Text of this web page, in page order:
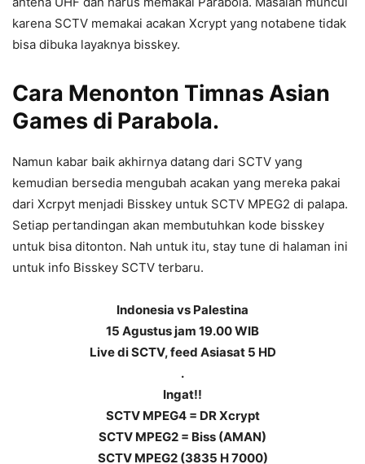
karena SCTV memakai acakan Xcrypt yang notabene tidak
bisa dibuka layaknya bisskey.
Cara Menonton Timnas Asian
Games di Parabola.
Namun kabar baik akhirnya datang dari SCTV yang
kemudian bersedia mengubah acakan yang mereka pakai
dari Xcrpyt menjadi Bisskey untuk SCTV MPEG2 di palapa.
Setiap pertandingan akan membutuhkan kode bisskey
untuk bisa ditonton. Nah untuk itu, stay tune di halaman ini
untuk info Bisskey SCTV terbaru.
Indonesia vs Palestina
15 Agustus jam 19.00 WIB
Live di SCTV, feed Asiasat 5 HD
.
Ingat!!
SCTV MPEG4 = DR Xcrypt
SCTV MPEG2 = Biss (AMAN)
SCTV MPEG2 (3835 H 7000)